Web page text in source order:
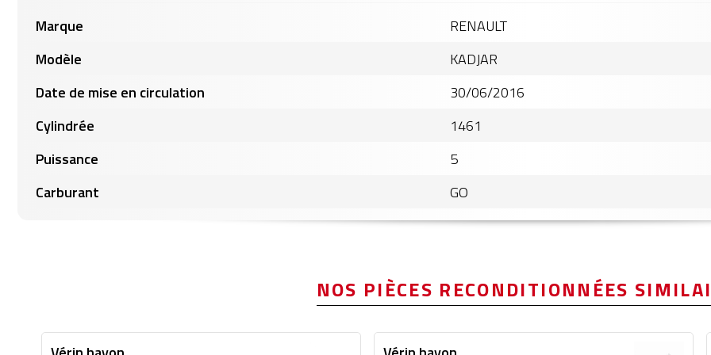
produits
Marque
RENAULT
Modèle
KADJAR
Date de mise en circulation
30/06/2016
Cylindrée
1461
Puissance
5
Carburant
GO
NOS PIÈCES RECONDITIONNÉES